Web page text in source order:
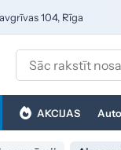
104, Rīga
AKCIJAS